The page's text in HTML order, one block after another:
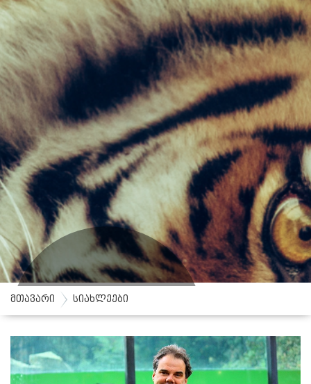
სიახლეები
მთავარი სიახლეები